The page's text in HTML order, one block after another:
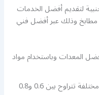
لتقديم أفضل الخدمات
وذلك عبر أفضل فني
المعدات وباستخدام مواد
بين 0.6 و0.8